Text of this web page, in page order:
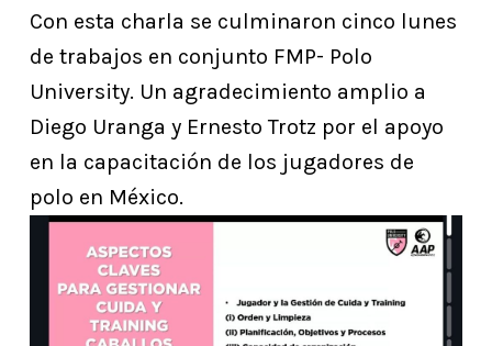
Con esta charla se culminaron cinco lunes
de trabajos en conjunto FMP- Polo
University. Un agradecimiento amplio a
Diego Uranga y Ernesto Trotz por el apoyo
en la capacitación de los jugadores de
polo en México.